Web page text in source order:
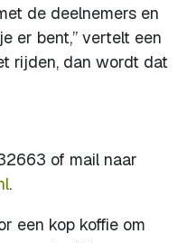
de deelnemers en
er bent,” vertelt een
rijden, dan wordt dat
of mail naar
.
een kop koffie om